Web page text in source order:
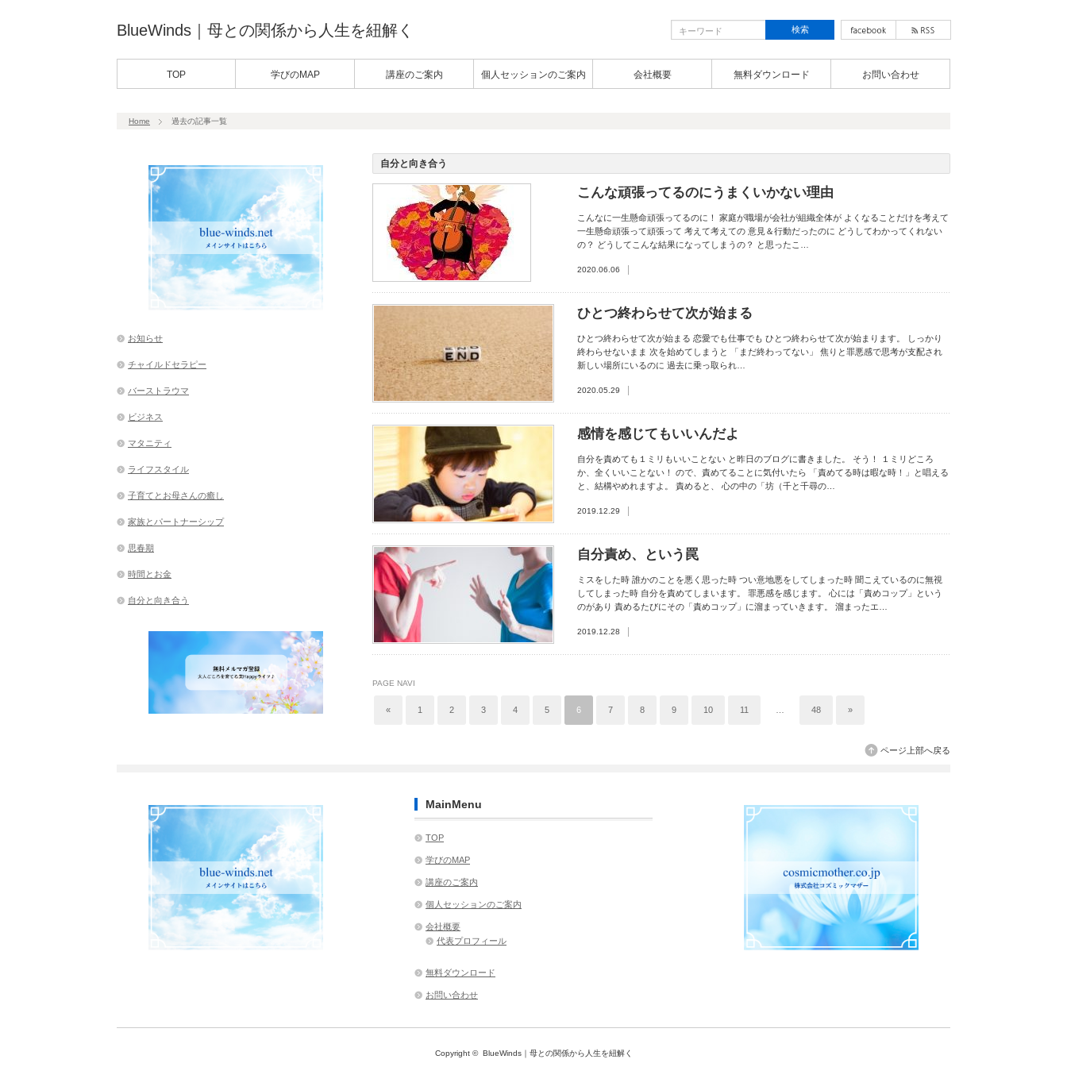
BlueWinds｜母との関係から人生を紐解く
TOP 学びのMAP 講座のご案内 個人セッションのご案内 会社概要 無料ダウンロード お問い合わせ
Home 過去の記事一覧
自分と向き合う
こんな頑張ってるのにうまくいかない理由
こんなに一生懸命頑張ってるのに！ 家庭が職場が会社が組織全体が よくなることだけを考えて
一生懸命頑張って頑張って 考えて考えての 意見＆行動だったのに どうしてわかってくれない
の？ どうしてこんな結果になってしまうの？ と思ったこ…
2020.06.06
ひとつ終わらせて次が始まる
ひとつ終わらせて次が始まる 恋愛でも仕事でも ひとつ終わらせて次が始まります。 しっかり
終わらせないまま 次を始めてしまうと 「まだ終わってない」 焦りと罪悪感で思考が支配され
新しい場所にいるのに 過去に乗っ取られ…
2020.05.29
感情を感じてもいいんだよ
自分を責めても１ミリもいいことない と昨日のブログに書きました。 そう！ １ミリどころ
か、全くいいことない！ ので、責めてることに気付いたら 「責めてる時は暇な時！」と唱える
と、結構やめれますよ。 責めると、 心の中の「坊（千と千尋の…
2019.12.29
自分責め、という罠
ミスをした時 誰かのことを悪く思った時 つい意地悪をしてしまった時 聞こえているのに無視
してしまった時 自分を責めてしまいます。 罪悪感を感じます。 心には「責めコップ」という
のがあり 責めるたびにその「責めコップ」に溜まっていきます。 溜まったエ…
2019.12.28
PAGE NAVI
« 1 2 3 4 5 6 7 8 9 10 11 48 »
お知らせ
チャイルドセラピー
バーストラウマ
ビジネス
マタニティ
ライフスタイル
子育てとお母さんの癒し
家族とパートナーシップ
思春期
時間とお金
自分と向き合う
ページ上部へ戻る
MainMenu
TOP
学びのMAP
講座のご案内
個人セッションのご案内
会社概要
代表プロフィール
無料ダウンロード
お問い合わせ
Copyright © BlueWinds｜母との関係から人生を紐解く